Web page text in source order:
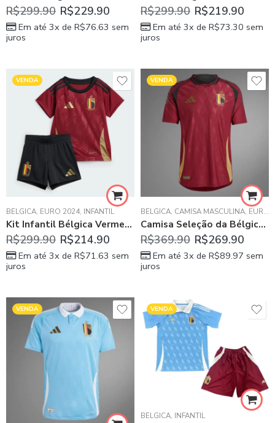
R$299.90 R$229.90
Em até 3x de R$76.63 sem
juros
R$299.90 R$219.90
Em até 3x de R$73.30 sem
juros
VENDA
BÉLGICA, EURO 2024, INFANTIL
Kit Infantil Bélgica Vermelha Home I 2024/25 Unissex
R$299.90 R$214.90
Em até 3x de R$71.63 sem
juros
VENDA
BÉLGICA, CAMISA MASCULINA, EURO 2024
Camisa Seleção da Bélgica Vermelha I 2024/25 Versão Jogador
R$369.90 R$269.90
Em até 3x de R$89.97 sem
juros
VENDA VENDA
BÉLGICA, INFANTIL